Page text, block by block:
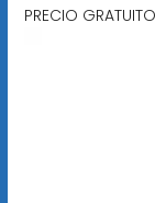
PRECIO GRATUITO